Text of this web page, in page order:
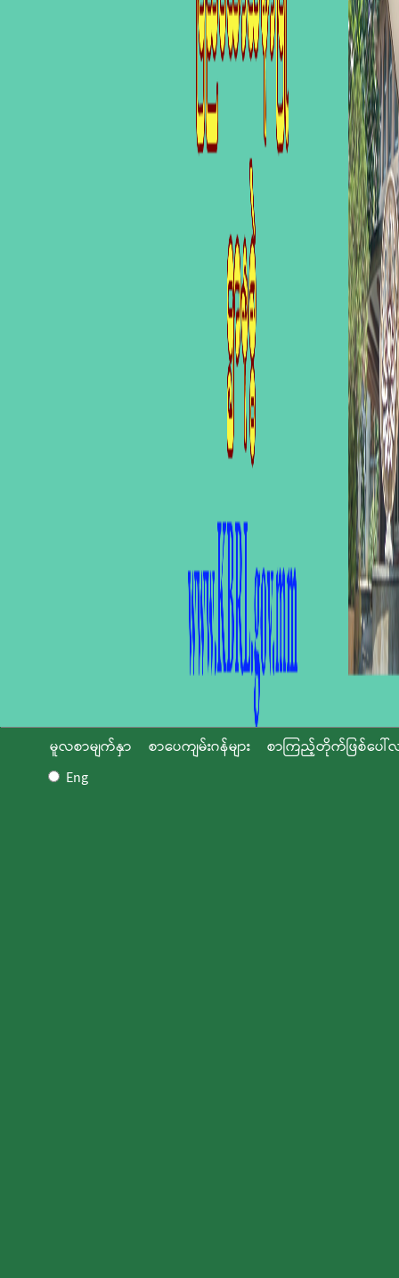
မူလစာမျက်နှာ စာပေကျမ်းဂန်များ
စာကြည့်တိုက်ဖြစ်ပေါ်
Eng